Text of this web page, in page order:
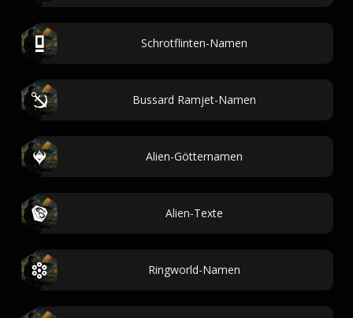
Schrotflinten-Namen
Bussard Ramjet-Namen
Alien-Götternamen
Alien-Texte
Ringworld-Namen